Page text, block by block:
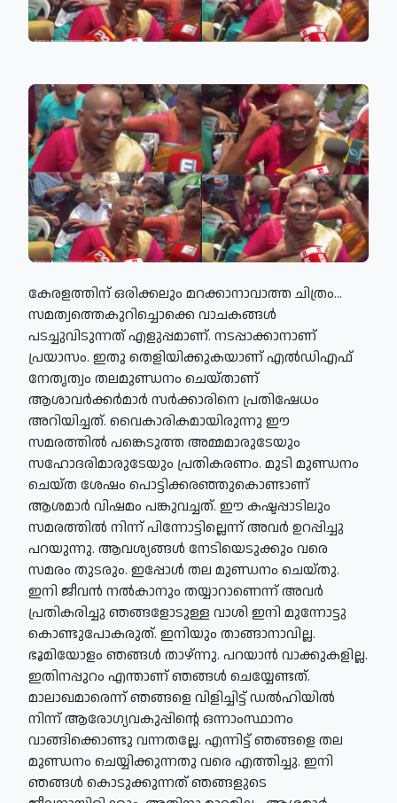
കേരളത്തിന് ഒരിക്കലും മറക്കാനാവാത്ത ചിത്രം...
സമത്വത്തെകുറിച്ചൊക്കെ വാചകങ്ങള്‍
പടച്ചുവിടുന്നത് എളുപ്പമാണ്. നടപ്പാക്കാനാണ്
പ്രയാസം. ഇതു തെളിയിക്കുകയാണ് എല്‍ഡിഎഫ്
നേതൃത്വം തലമുണ്ഡനം ചെയ്താണ്
ആശാവര്‍ക്കര്‍മാര്‍ സര്‍ക്കാരിനെ പ്രതിഷേധം
അറിയിച്ചത്. വൈകാരികമായിരുന്നു ഈ
സമരത്തില്‍ പങ്കെടുത്ത അമ്മമാരുടേയും
സഹോദരിമാരുടേയും പ്രതികരണം. മുടി മുണ്ഡനം
ചെയ്ത ശേഷം പൊട്ടിക്കരഞ്ഞുകൊണ്ടാണ്
ആശമാര്‍ വിഷമം പങ്കുവച്ചത്. ഈ കഷ്ടപ്പാടിലും
സമരത്തില്‍ നിന്ന് പിന്നോട്ടില്ലെന്ന് അവര്‍ ഉറപ്പിച്ചു
പറയുന്നു. ആവശ്യങ്ങള്‍ നേടിയെടുക്കും വരെ
സമരം തുടരും. ഇപ്പോള്‍ തല മുണ്ഡനം ചെയ്തു.
ഇനി ജീവന്‍ നല്‍കാനും തയ്യാറാണെന്ന് അവര്‍
പ്രതികരിച്ചു ഞങ്ങളോടുള്ള വാശി ഇനി മുന്നോട്ടു
കൊണ്ടുപോകരുത്. ഇനിയും താങ്ങാനാവില്ല.
ഭൂമിയോളം ഞങ്ങള്‍ താഴ്ന്നു. പറയാന്‍ വാക്കുകളില്ല.
ഇതിനപ്പുറം എന്താണ് ഞങ്ങള്‍ ചെയ്യേണ്ടത്.
മാലാഖമാരെന്ന് ഞങ്ങളെ വിളിച്ചിട്ട് ഡല്‍ഹിയില്‍
നിന്ന് ആരോഗ്യവകുപ്പിന്റെ ഒന്നാംസ്ഥാനം
വാങ്ങിക്കൊണ്ടു വന്നതല്ലേ. എന്നിട്ട് ഞങ്ങളെ തല
മുണ്ഡനം ചെയ്യിക്കുന്നതു വരെ എത്തിച്ചു. ഇനി
ഞങ്ങള്‍ കൊടുക്കുന്നത് ഞങ്ങളുടെ